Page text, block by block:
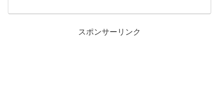
スポンサーリンク